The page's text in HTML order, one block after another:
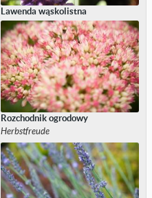
Lawenda wąskolistna
Rozchodnik ogrodowy
Herbstfreude